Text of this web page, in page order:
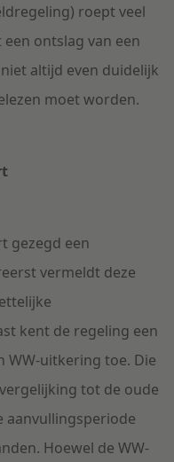
roept veel
ontslag van een
altijd even duidelijk
moet worden.
gezegd een
vermeldt deze
kent de regeling een
WW-uitkering toe. Die
tot de oude
aanvullingsperiode
Hoewel de WW-